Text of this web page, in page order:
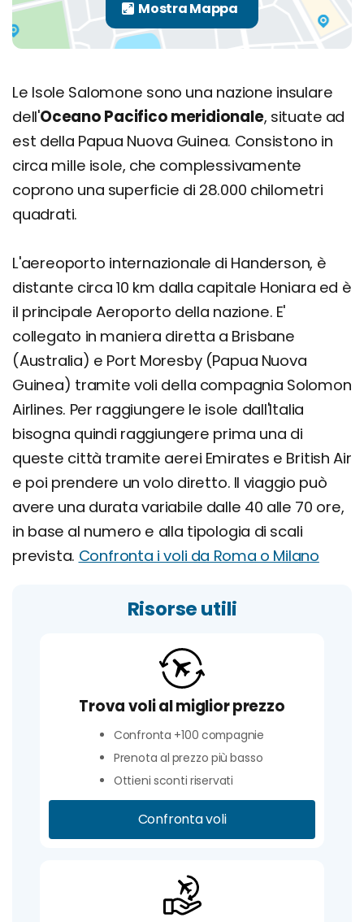
Le Isole Salomone sono una nazione insulare
dell'Oceano Pacifico meridionale, situate ad
est della Papua Nuova Guinea. Consistono in
circa mille isole, che complessivamente
coprono una superficie di 28.000 chilometri
quadrati.
L'aereoporto internazionale di Handerson, è
distante circa 10 km dalla capitale Honiara ed è
il principale Aeroporto della nazione. E'
collegato in maniera diretta a Brisbane
(Australia) e Port Moresby (Papua Nuova
Guinea) tramite voli della compagnia Solomon
Airlines. Per raggiungere le isole dall'Italia
bisogna quindi raggiungere prima una di
queste città tramite aerei Emirates e British Air
e poi prendere un volo diretto. Il viaggio può
avere una durata variabile dalle 40 alle 70 ore,
in base al numero e alla tipologia di scali
prevista. Confronta i voli da Roma o Milano
Risorse utili
Trova voli al miglior prezzo
Confronta +100 compagnie
Prenota al prezzo più basso
Ottieni sconti riservati
Confronta voli